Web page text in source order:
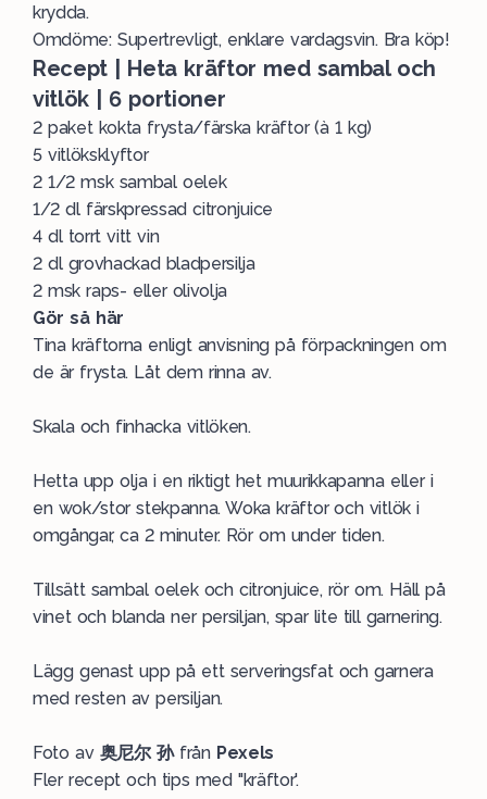
krydda.
Omdöme: Supertrevligt, enklare vardagsvin. Bra köp!
Recept | Heta kräftor med sambal och
vitlök | 6 portioner
2 paket kokta frysta/färska kräftor (à 1 kg)
5 vitlöksklyftor
2 1/2 msk sambal oelek
1/2 dl färskpressad citronjuice
4 dl torrt vitt vin
2 dl grovhackad bladpersilja
2 msk raps- eller olivolja
Gör så här
Tina kräftorna enligt anvisning på förpackningen om
de är frysta. Låt dem rinna av.
Skala och finhacka vitlöken.
Hetta upp olja i en riktigt het muurikkapanna eller i
en wok/stor stekpanna. Woka kräftor och vitlök i
omgångar, ca 2 minuter. Rör om under tiden.
Tillsätt sambal oelek och citronjuice, rör om. Häll på
vinet och blanda ner persiljan, spar lite till garnering.
Lägg genast upp på ett serveringsfat och garnera
med resten av persiljan.
Foto av 奥尼尔 孙från Pexels
Fler recept och tips med "kräftor'.